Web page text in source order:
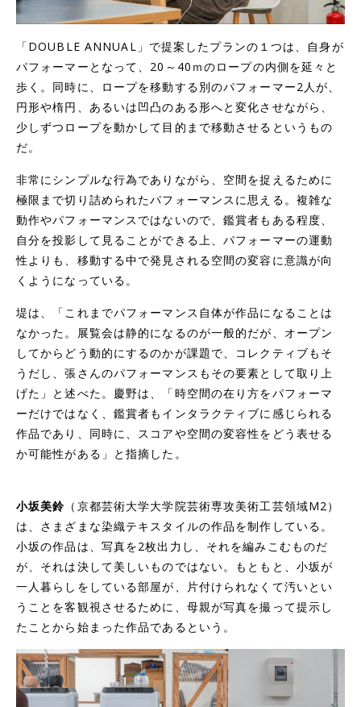
「DOUBLE ANNUAL」で提案したプランの１つは、自身が
パフォーマーとなって、20～40ｍのロープの内側を延々と
歩く。同時に、ロープを移動する別のパフォーマー2人が、
円形や楕円、あるいは凹凸のある形へと変化させながら、
少しずつロープを動かして目的まで移動させるというもの
だ。
非常にシンプルな行為でありながら、空間を捉えるために
極限まで切り詰められたパフォーマンスに思える。複雑な
動作やパフォーマンスではないので、鑑賞者もある程度、
自分を投影して見ることができる上、パフォーマーの運動
性よりも、移動する中で発見される空間の変容に意識が向
くようになっている。
堤は、「これまでパフォーマンス自体が作品になることは
なかった。展覧会は静的になるのが一般的だが、オープン
してからどう動的にするのかが課題で、コレクティブもそ
うだし、張さんのパフォーマンスもその要素として取り上
げた」と述べた。慶野は、「時空間の在り方をパフォーマ
ーだけではなく、鑑賞者もインタラクティブに感じられる
作品であり、同時に、スコアや空間の変容性をどう表せる
か可能性がある」と指摘した。
小坂美鈴 （京都芸術大学大学院芸術専攻美術工芸領域M2）
は、さまざまな染織テキスタイルの作品を制作している。
小坂の作品は、写真を2枚出力し、それを編みこむものだ
が、それは決して美しいものではない。もともと、小坂が
一人暮らしをしている部屋が、片付けられなくて汚いとい
うことを客観視させるために、母親が写真を撮って提示し
たことから始まった作品であるという。